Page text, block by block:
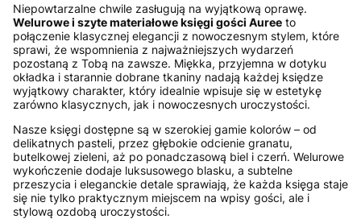
Niepowtarzalne chwile zasługują na wyjątkową oprawę.
Welurowe i szyte materiałowe księgi gości Auree to
połączenie klasycznej elegancji z nowoczesnym stylem, które
sprawi, że wspomnienia z najważniejszych wydarzeń
pozostaną z Tobą na zawsze. Miękka, przyjemna w dotyku
okładka i starannie dobrane tkaniny nadają każdej księdze
wyjątkowy charakter, który idealnie wpisuje się w estetykę
zarówno klasycznych, jak i nowoczesnych uroczystości.
Nasze księgi dostępne są w szerokiej gamie kolorów – od
delikatnych pasteli, przez głębokie odcienie granatu,
butelkowej zieleni, aż po ponadczasową biel i czerń. Welurowe
wykończenie dodaje luksusowego blasku, a subtelne
przeszycia i eleganckie detale sprawiają, że każda księga staje
się nie tylko praktycznym miejscem na wpisy gości, ale i
stylową ozdobą uroczystości.